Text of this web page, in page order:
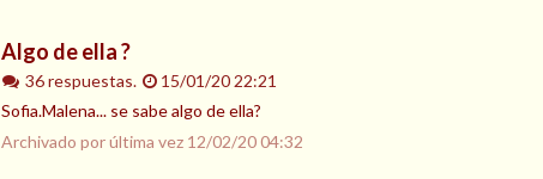
Algo de ella ?
36 respuestas.
15/01/20 22:21
Sofia.Malena... se sabe algo de ella?
Archivado por última vez 12/02/20 04:32